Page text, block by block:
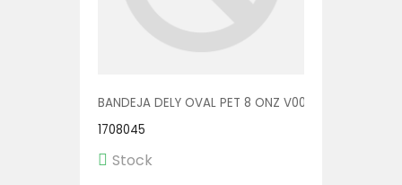
BANDEJA DELY OVAL PET 8 ONZ V00510/P 1/600
1708045
Stock